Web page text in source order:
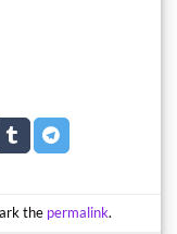
the permalink.